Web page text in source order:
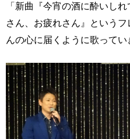
「新曲『今宵の酒に酔いし
さん、お疲れさん』という
んの心に届くように歌ってい